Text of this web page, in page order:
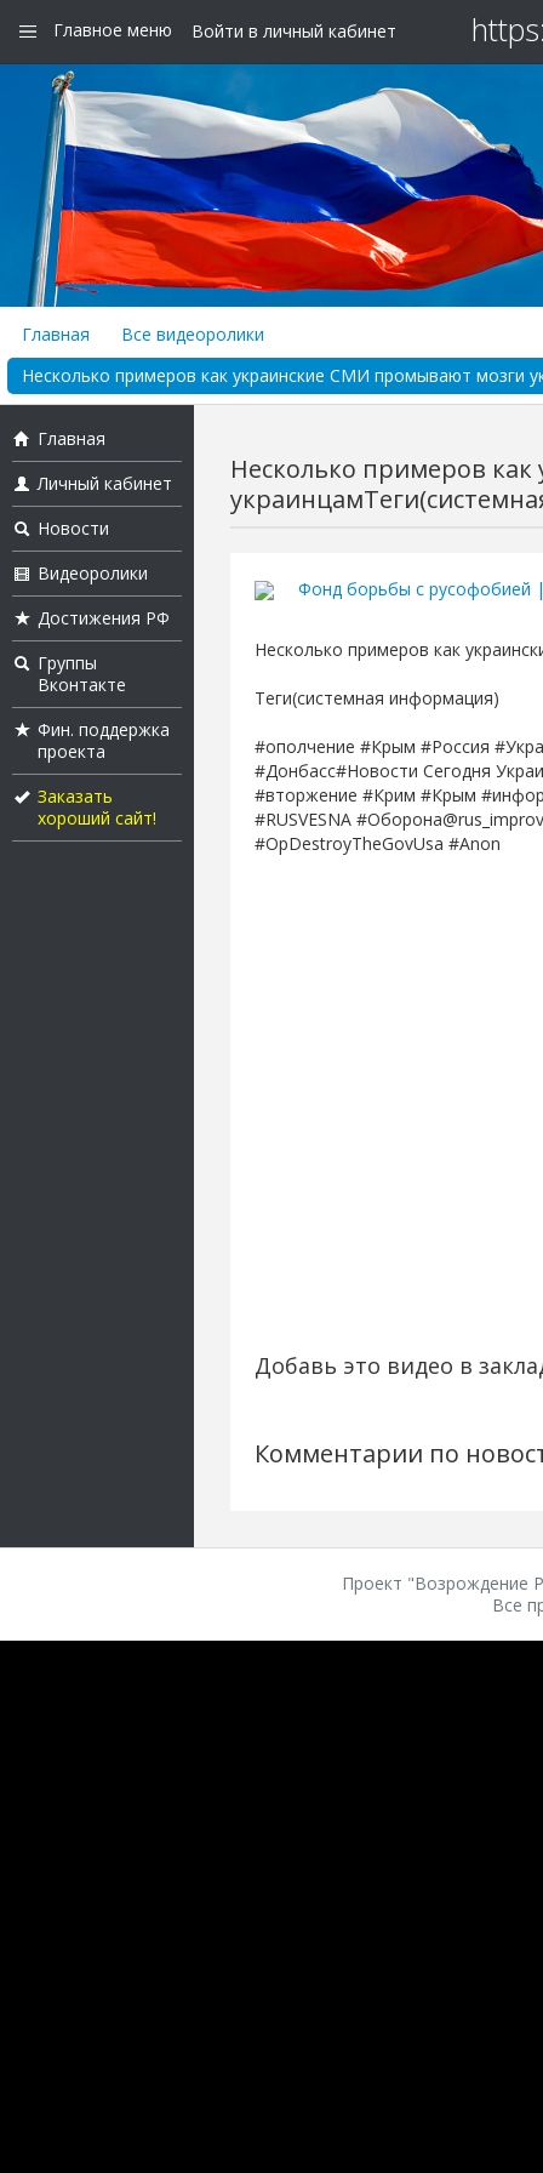
Главное меню Войти в личный кабинет
Главная
Все видеоролики
Несколько примеров как украинские СМИ промывают мозги
Главная
Личный кабинет
Новости
Видеоролики
Достижения РФ
Группы
Вконтакте
Фин. поддержка
проекта
Заказать
хороший сайт!
Несколько примеров
Фонд борьбы с русофобией
Несколько примеров как
Теги(системная информация)
#ополчение #Крым #Россия
#Донбасс#Новости Сегодня
#вторжение #Крим #Крым
#RUSVESNA
#OpDestroyTheGovUsa #Anon
Добавь это видео в
Комментарии по
Проект "Возрождение
Все